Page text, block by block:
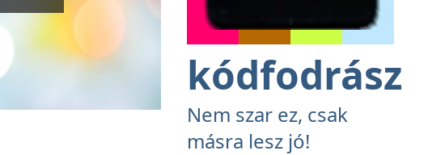
kódfodrász
Nem szar ez, csak
másra lesz jó!